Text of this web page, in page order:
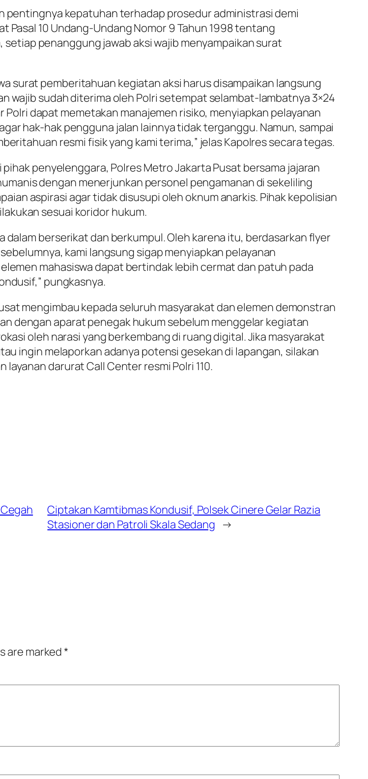
pentingnya kepatuhan terhadap prosedur administrasi demi
10 Undang-Undang Nomor 9 Tahun 1998 tentang
penanggung jawab aksi wajib menyampaikan surat
surat pemberitahuan kegiatan aksi harus disampaikan langsung
wajib sudah diterima oleh Polri setempat selambat-lambatnya 3×24
dapat memetakan manajemen risiko, menyiapkan pelayanan
hak-hak pengguna jalan lainnya tidak terganggu. Namun, sampai
resmi fisik yang kami terima,” jelas Kapolres secara tegas.
penyelenggara, Polres Metro Jakarta Pusat bersama jajaran
dengan menerjunkan personel pengamanan di sekeliling
aspirasi agar tidak disusupi oleh oknum anarkis. Pihak kepolisian
sesuai koridor hukum.
berserikat dan berkumpul. Oleh karena itu, berdasarkan flyer
kami langsung sigap menyiapkan pelayanan
mahasiswa dapat bertindak lebih cermat dan patuh pada
pungkasnya.
mengimbau kepada seluruh masyarakat dan elemen demonstran
dengan aparat penegak hukum sebelum menggelar kegiatan
oleh narasi yang berkembang di ruang digital. Jika masyarakat
ingin melaporkan adanya potensi gesekan di lapangan, silakan
darurat Call Center resmi Polri 110.
Ciptakan Kamtibmas Kondusif, Polsek Cinere Gelar Razia
Stasioner dan Patroli Skala Sedang →
are marked*